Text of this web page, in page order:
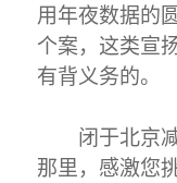
用年夜数据的
个案，这类宣
有背义务的。
闭于北京减
那里，感激您